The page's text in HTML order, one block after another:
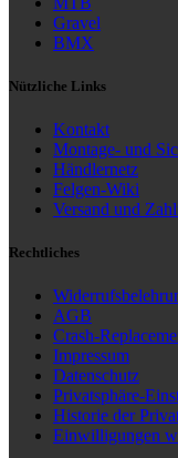
Gravel
BMX
Nützliche Links
Kontakt
Montage- und
Händlernetz
Felgen-Wiki
Versand und
Rechtliches
AGB
Crash-
Impressum
Datenschutz
Privatsphäre-
Historie der
Einwilligungen